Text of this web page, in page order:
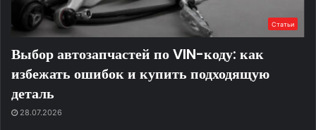
Статьи
Выбор автозапчастей по VIN-коду: как
избежать ошибок и купить подходящую
деталь
28.07.2026